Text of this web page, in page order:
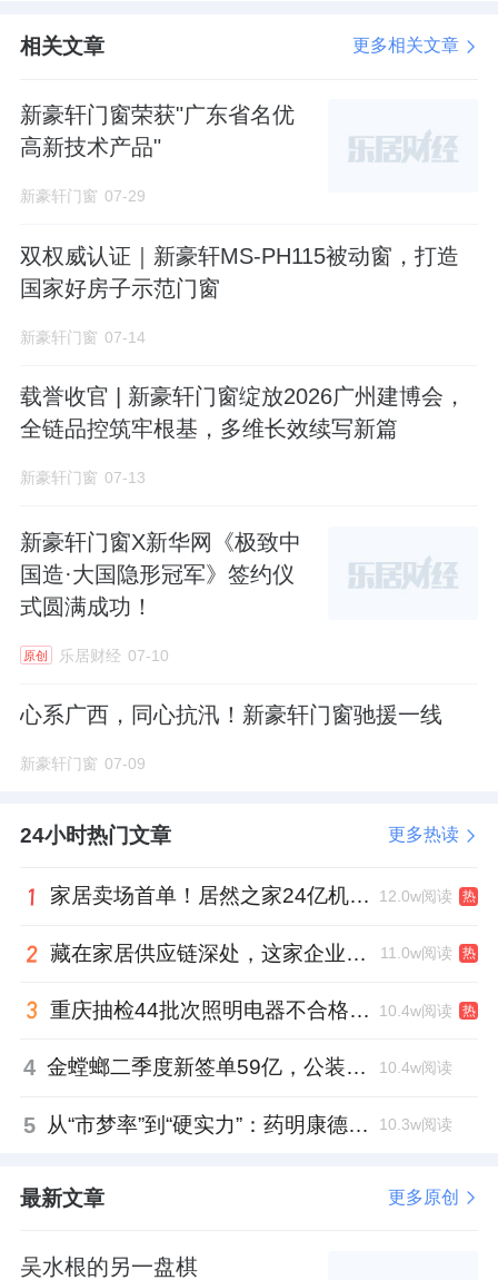
新豪轩门窗承诺12年喷涂品质质保、18年漆膜
恒新耐候，不脱落、不粉化、不变色。
“概念满天飞”的市场里，新豪轩门窗从不盲从
噱头。我们选择与百年TIGER老虎粉末深度绑
定，把原料来源、合作关系、质保年限全部透
正在挑选门窗，不妨用今天学到的方法，去验
证一下那些“号称”用了老虎粉的品牌。也欢迎
您走进新豪轩门店，亲自感受豪车同源涂层的
质感与承诺。
来源：新豪轩门窗
相关文章 更多相关文章
新豪轩门窗荣获"广东省名优
高新技术产品"
新豪轩门窗 07-29
双权威认证｜新豪轩MS-PH115被动窗，打造
国家好房子示范门窗
新豪轩门窗 07-14
载誉收官 | 新豪轩门窗绽放2026广州建博会，
全链品控筑牢根基，多维长效续写新篇
新豪轩门窗 07-13
新豪轩门窗X新华网《极致中
国造·大国隐形冠军》签约仪
式圆满成功！
原创 乐居财经 07-10
心系广西，同心抗汛！新豪轩门窗驰援一线
新豪轩门窗 07-09
24小时热门文章 更多热读
家居卖场首单！居然之家24亿机构间REITs获深交所无异议函 12.0w阅读 热
藏在家居供应链深处，这家企业正在悄悄转型 11.0w阅读 热
重庆抽检44批次照明电器不合格，木林森全资子公司被点名 10.4w阅读 热
4 金螳螂二季度新签单59亿，公装业务贡献逾八成 10.4w阅读
5 从“市梦率”到“硬实力”：药明康德如何用业绩填平2021年估值鸿沟？ 10.3w阅读
最新文章 更多原创
吴水根的另一盘棋